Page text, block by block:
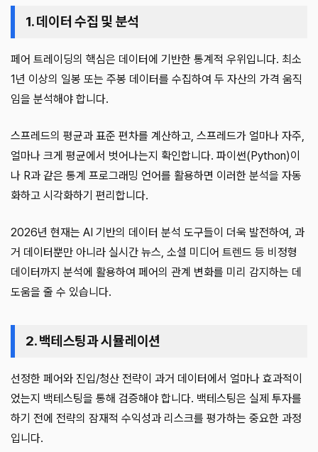
1. 데이터 수집 및 분석
페어 트레이딩의 핵심은 데이터에 기반한 통계적 우위입니다. 최소
1년 이상의 일봉 또는 주봉 데이터를 수집하여 두 자산의 가격 움직
임을 분석해야 합니다.
스프레드의 평균과 표준 편차를 계산하고, 스프레드가 얼마나 자주,
얼마나 크게 평균에서 벗어나는지 확인합니다. 파이썬(Python)이
나 R과 같은 통계 프로그래밍 언어를 활용하면 이러한 분석을 자동
화하고 시각화하기 편리합니다.
2026년 현재는 AI 기반의 데이터 분석 도구들이 더욱 발전하여, 과
거 데이터뿐만 아니라 실시간 뉴스, 소셜 미디어 트렌드 등 비정형
데이터까지 분석에 활용하여 페어의 관계 변화를 미리 감지하는 데
도움을 줄 수 있습니다.
2. 백테스팅과 시뮬레이션
선정한 페어와 진입/청산 전략이 과거 데이터에서 얼마나 효과적이
었는지 백테스팅을 통해 검증해야 합니다. 백테스팅은 실제 투자를
하기 전에 전략의 잠재적 수익성과 리스크를 평가하는 중요한 과정
입니다.